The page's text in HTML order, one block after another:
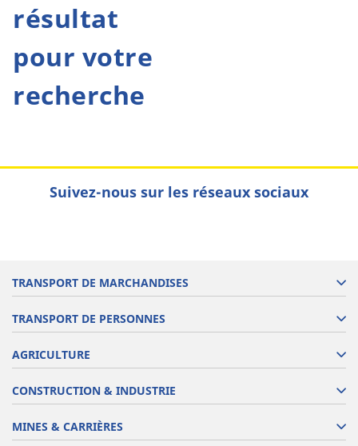
résultat
pour votre
recherche
Suivez-nous sur les réseaux sociaux
TRANSPORT DE MARCHANDISES
TRANSPORT DE PERSONNES
AGRICULTURE
CONSTRUCTION & INDUSTRIE
MINES & CARRIÈRES